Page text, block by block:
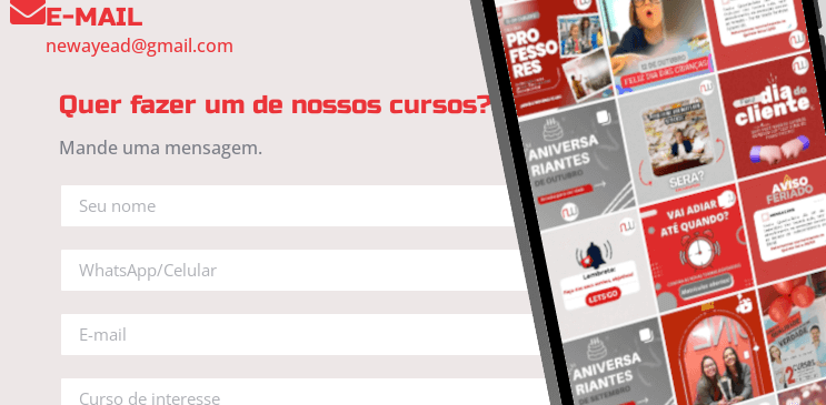
E-MAIL
newayead@gmail.com
Quer fazer um de nossos cursos?
Mande uma mensagem.